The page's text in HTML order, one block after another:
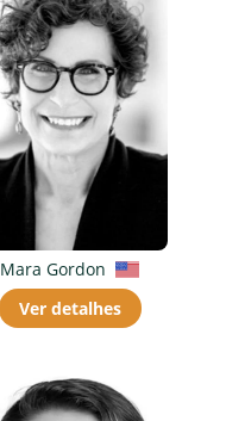
Mara Gordon
Ver detalhes